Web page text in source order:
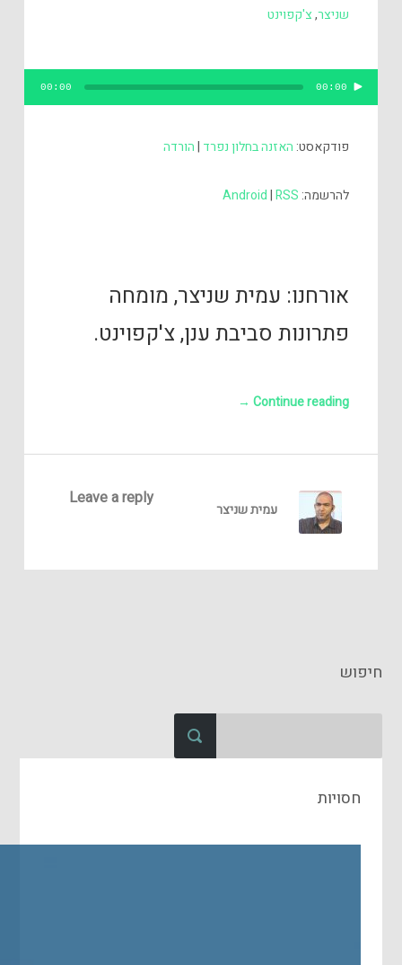
שניצר,צ'קפוינט
00:00
00:00
פודקאסט: האזנה בחלון נפרד |הורדה
להרשמה: Android|RSS
אורחנו: עמית שניצר, מומחה
פתרונות סביבת ענן, צ'קפוינט.
Continue reading
→
Leave a reply
עמית שניצר
חיפוש
חסויות